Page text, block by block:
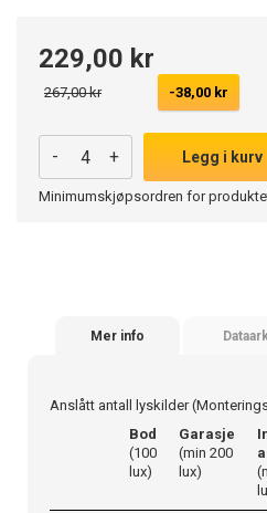
229,00 kr
267,00 kr -38,00 kr
- + Legg i kurv
Minimumskjøpsordren for
Mer info
Anslått antall lyskilder
Bod
(100
lux)
Garasje
(min 200
lux)